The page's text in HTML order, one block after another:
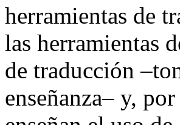
herramientas de
las herramientas
de traducción
enseñanza– y,